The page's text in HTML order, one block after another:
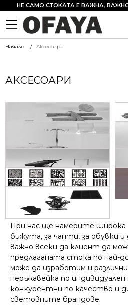
НЕ САМО СТОКАТА Е ВАЖНА,
Начало Аксесоари
АКСЕСОАРИ
АКСЕСОАРИ ЗА БИЖУТА ЛУКС
АКСЕСОАРИ ЗА ЧАНТИ, ОБУВКИ,
ОЧИЛА И ШАПКИ
ЛАЗЕРНО РЯЗАНА ЛАМАРИНА
СТОЙКИ ЗА БИЖУТА
При нас ще намерите широка
бижута, за чанти, за обувки и
важно всеки да клиент да
предлаганата стока по най-
може да изработим и
неръжавейка по
конкурентни по качество и
световните брандове.